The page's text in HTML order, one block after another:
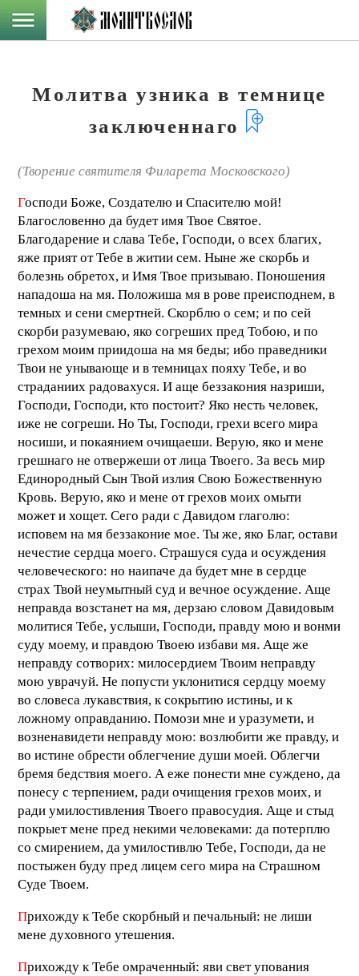
Молитва узника в темнице
заключеннаго
(Творение святителя Филарета Московского)
Господи Боже, Создателю и Спасителю мой!
Благословенно да будет имя Твое Святое.
Благодарение и слава Тебе, Господи, о всех благих,
яже прият от Тебе в житии сем. Ныне же скорбь и
болезнь обретох, и Имя Твое призываю. Поношения
нападоша на мя. Положиша мя в рове преисподнем, в
темных и сени смертней. Скорблю о сем; и по сей
скорби разумеваю, яко согреших пред Тобою, и по
грехом моим приидоша на мя беды; ибо праведники
Твои не унывающе и в темницах пояху Тебе, и во
страданиих радовахуся. И аще беззакония назриши,
Господи, Господи, кто постоит? Яко несть человек,
иже не согреши. Но Ты, Господи, грехи всего мира
носиши, и покаянием очищаеши. Верую, яко и мене
грешнаго не отвержеши от лица Твоего. За весь мир
Единородный Сын Твой излия Свою Божественную
Кровь. Верую, яко и мене от грехов моих омыти
может и хощет. Сего ради с Давидом глаголю:
исповем на мя беззаконие мое. Ты же, яко Благ, остави
нечестие сердца моего. Страшуся суда и осуждения
человеческого: но наипаче да будет мне в сердце
страх Твой неумытный суд и вечное осуждение. Аще
неправда возстанет на мя, дерзаю словом Давидовым
молитися Тебе, услыши, Господи, правду мою и вонми
суду моему, и правдою Твоею избави мя. Аще же
неправду сотворих: милосердием Твоим неправду
мою уврачуй. Не попусти уклонитися сердцу моему
во словеса лукавствия, к сокрытию истины, и к
ложному оправданию. Помози мне и уразумети, и
возненавидети неправду мою: возлюбити же правду, и
во истине обрести облегчение души моей. Облегчи
бремя бедствия моего. А еже понести мне суждено, да
понесу с терпением, ради очищения грехов моих, и
ради умилостивления Твоего правосудия. Аще и стыд
покрыет мене пред некими человеками: да потерплю
со смирением, да умилостивлю Тебе, Господи, да не
постыжен буду пред лицем сего мира на Страшном
Суде Твоем.
Прихожду к Тебе скорбный и печальный: не лиши
мене духовного утешения.
Прихожду к Тебе омраченный: яви свет упования